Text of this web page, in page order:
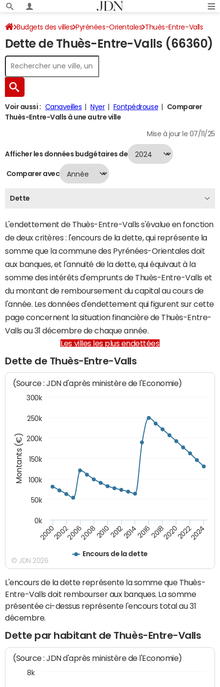
Budgets des villes Pyrénées-Orientales Thuès-Entre-Valls
Dette au 31/12/2024
Dette de Thuès-Entre-Valls (66360)
Voir aussi : Canaveilles Nyer Fontpédrouse
Comparer
Thuès-Entre-Valls à une autre ville
Mise à jour le 07/11/25
Afficher les données budgétaires de
Comparer avec
Dette
L'endettement de Thuès-Entre-Valls s'évalue en fonction
de deux critères : l'encours de la dette, qui représente la
somme que la commune des Pyrénées-Orientales doit
aux banques, et l'annuité de la dette, qui équivaut à la
somme des intérêts d'emprunts de Thuès-Entre-Valls et
du montant de remboursement du capital au cours de
l'année. Les données d'endettement qui figurent sur cette
page concernent la situation financière de Thuès-Entre-
Valls au 31 décembre de chaque année.
Les villes les plus endettées
Dette de Thuès-Entre-Valls
Montants (€)
(Source : JDN d'après ministère de l'Economie)
Encours de la dette
200020022006200820102012201420162018202020222024
0k
50k
100k
150k
200k
250k
300k
© JDN 2026
L'encours de la dette représente la somme que Thuès-
Entre-Valls doit rembourser aux banques. La somme
présentée ci-dessus représente l'encours total au 31
décembre.
Dette par habitant de Thuès-Entre-Valls
(Source : JDN d'après ministère de l'Economie)
8k